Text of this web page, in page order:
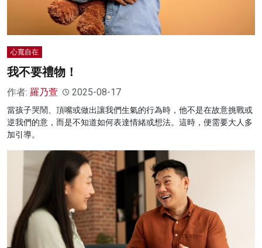
心寬自在
我不要禮物！
作者: 羅乃萱 2025-08-17
當孩子哭鬧、頂嘴或做出讓我們生氣的行為時，他不是在故意挑戰或
逆我們的意，而是不知道如何表達情緒或想法。這時，便需要大人多
加引導。